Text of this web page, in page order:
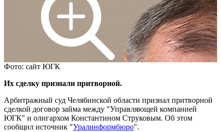
Фото: сайт ЮГК
Их сделку признали притворной.
Арбитражный суд Челябинской области признал притворной
сделкой договор займа между "Управляющей компанией
ЮГК" и олигархом Константином Струковым. Об этом
сообщил источник "Уралинформбюро".